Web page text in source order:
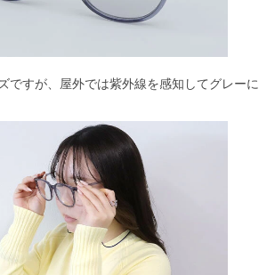
ですが、屋外では紫外線を感知してグレーに